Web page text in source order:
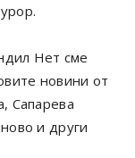
Нет сме
новини от
Сапарева
и други